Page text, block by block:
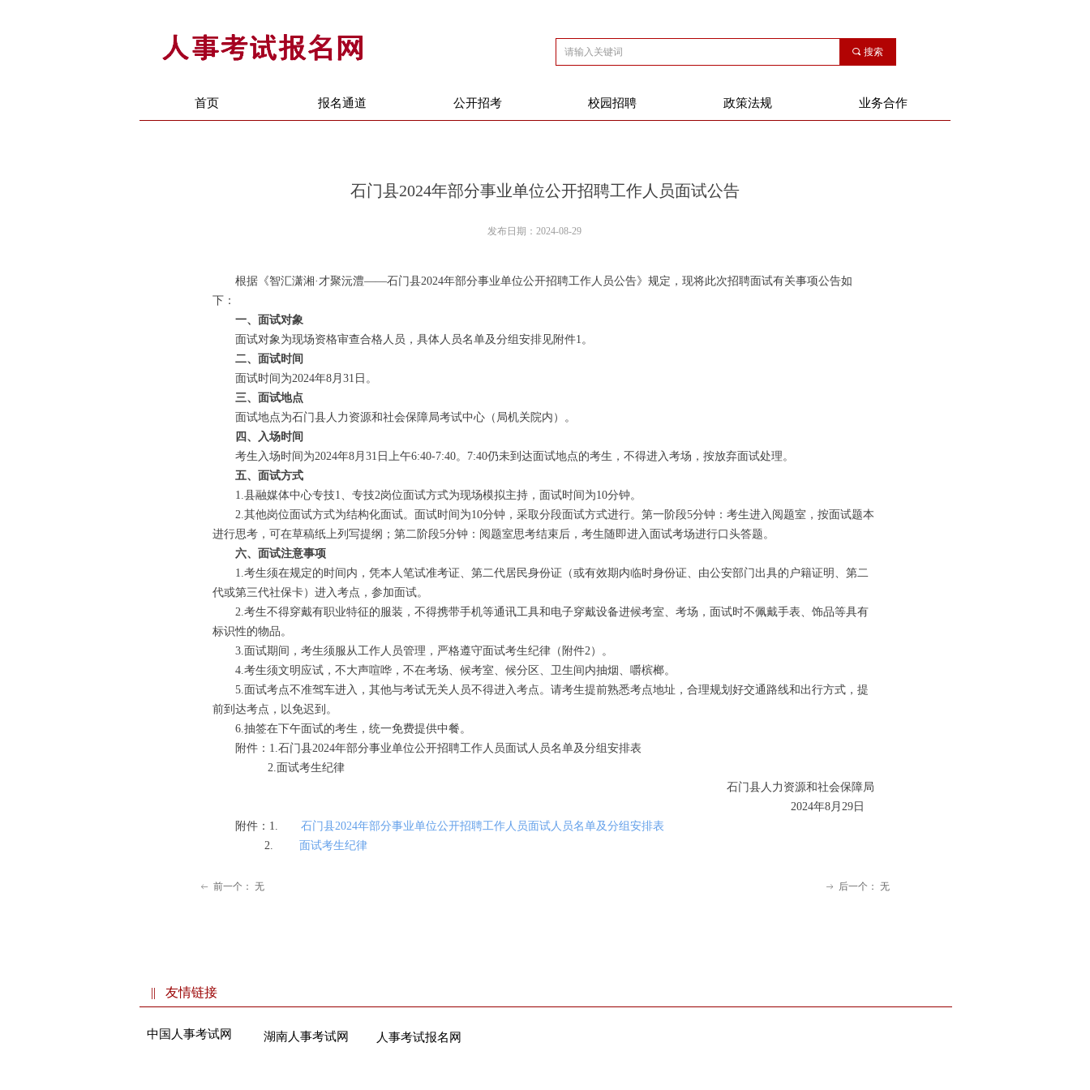
首页 报名通道 公开招考 校园招聘 政策法规 业务合作
끠 搜索
石门县2024年部分事业单位公开招聘工作人员面试公告
根据《智汇潇湘·才聚沅澧——石门县2024年部分事业单位公开招聘工作人员公告》规定，现将此次招聘面试有关事项公告如
下：
一、面试对象
面试对象为现场资格审查合格人员，具体人员名单及分组安排见附件1。
二、面试时间
面试时间为2024年8月31日。
三、面试地点
面试地点为石门县人力资源和社会保障局考试中心（局机关院内）。
四、入场时间
考生入场时间为2024年8月31日上午6:40-7:40。7:40仍未到达面试地点的考生，不得进入考场，按放弃面试处理。
五、面试方式
1.县融媒体中心专技1、专技2岗位面试方式为现场模拟主持，面试时间为10分钟。
2.其他岗位面试方式为结构化面试。面试时间为10分钟，采取分段面试方式进行。第一阶段5分钟：考生进入阅题室，按面试题本
进行思考，可在草稿纸上列写提纲；第二阶段5分钟：阅题室思考结束后，考生随即进入面试考场进行口头答题。
六、面试注意事项
1.考生须在规定的时间内，凭本人笔试准考证、第二代居民身份证（或有效期内临时身份证、由公安部门出具的户籍证明、第二
代或第三代社保卡）进入考点，参加面试。
2.考生不得穿戴有职业特征的服装，不得携带手机等通讯工具和电子穿戴设备进候考室、考场，面试时不佩戴手表、饰品等具有
标识性的物品。
3.面试期间，考生须服从工作人员管理，严格遵守面试考生纪律（附件2）。
4.考生须文明应试，不大声喧哗，不在考场、候考室、候分区、卫生间内抽烟、嚼槟榔。
5.面试考点不准驾车进入，其他与考试无关人员不得进入考点。请考生提前熟悉考点地址，合理规划好交通路线和出行方式，提
前到达考点，以免迟到。
6.抽签在下午面试的考生，统一免费提供中餐。
附件：1.石门县2024年部分事业单位公开招聘工作人员面试人员名单及分组安排表
2.面试考生纪律
石门县人力资源和社会保障局
2024年8月29日
附件：1.
石门县2024年部分事业单位公开招聘工作人员面试人员名单及分组安排表
2.
面试考生纪律
发布日期： 2024-08-29
ꂃ 前一个： 无 ꁹ 后一个： 无
|| 友情链接
中国人事考试网 湖南人事考试网 人事考试报名网